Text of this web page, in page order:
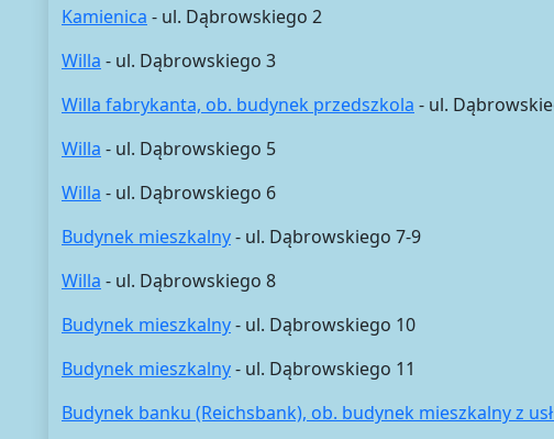
Kamienica - ul. Dąbrowskiego 2
Willa - ul. Dąbrowskiego 3
Willa fabrykanta, ob. budynek przedszkola - ul.
Willa - ul. Dąbrowskiego 5
Willa - ul. Dąbrowskiego 6
Budynek mieszkalny- ul. Dąbrowskiego 7-9
Willa - ul. Dąbrowskiego 8
Budynek mieszkalny- ul. Dąbrowskiego 10
Budynek mieszkalny- ul. Dąbrowskiego 11
Budynek banku (Reichsbank), ob. budynek mieszkalny z